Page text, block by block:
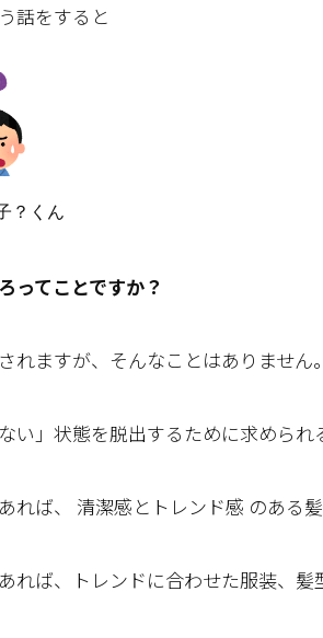
話をすると
？くん
ってことですか？
れますが、そんなことはありません。
ない」状態を脱出するために求めら
れば、 清潔感とトレンド感 のある
れば、トレンドに合わせた服装、髪